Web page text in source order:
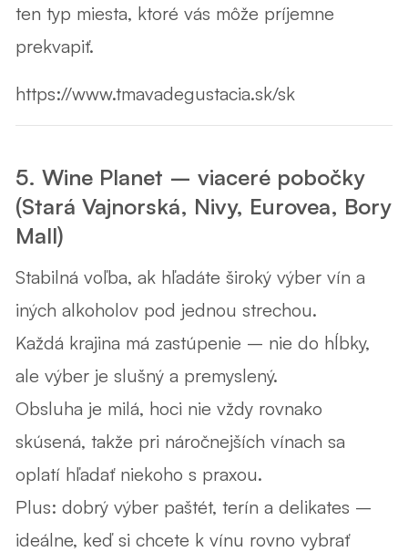
ten typ miesta, ktoré vás môže príjemne
prekvapiť.
https://www.tmavadegustacia.sk/sk
5. Wine Planet – viaceré pobočky
(Stará Vajnorská, Nivy, Eurovea, Bory
Mall)
Stabilná voľba, ak hľadáte široký výber vín a
iných alkoholov pod jednou strechou.
Každá krajina má zastúpenie – nie do hĺbky,
ale výber je slušný a premyslený.
Obsluha je milá, hoci nie vždy rovnako
skúsená, takže pri náročnejších vínach sa
oplatí hľadať niekoho s praxou.
Plus: dobrý výber paštét, terín a delikates –
ideálne, keď si chcete k vínu rovno vybrať